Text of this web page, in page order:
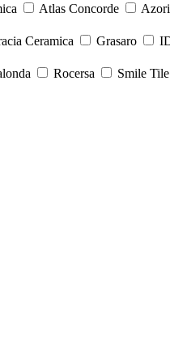
Atlas Concorde Azori
Ceramica Grasaro
Rocersa Smile Tile